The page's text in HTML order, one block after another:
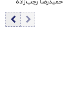
نکند، حتماً جلب
حمیدرضا رجب‌زاده
تایید شد/ ارسال
ویدئویی از لحظه